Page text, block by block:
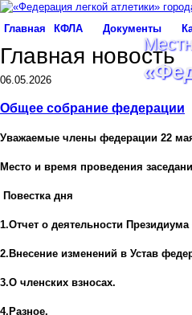
Главная КФЛА Документы
Главная новость
06.05.2026
Общее собрание федерации
Уважаемые члены федерации 22 мая
Место и время проведения
Повестка дня
1.Отчет о деятельности
2. Внесение изменений в Устав
3.О членских взносах.
4. Разное.